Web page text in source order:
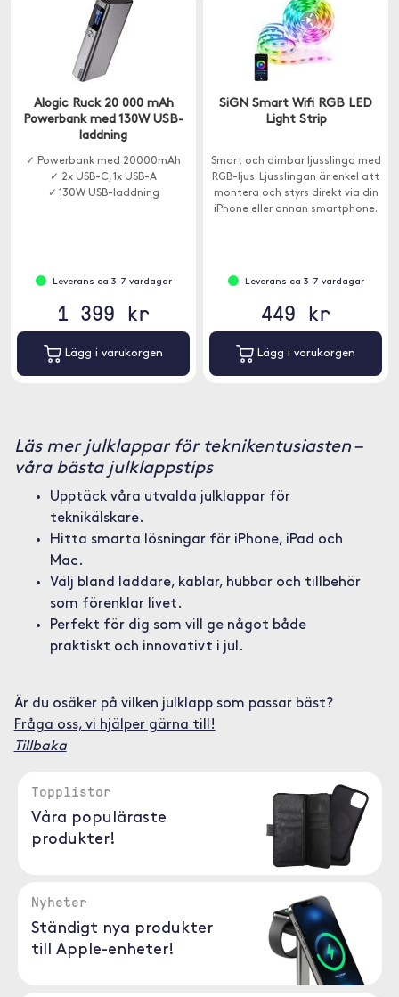
Alogic Ruck 20 000 mAh
Powerbank med 130W USB-
laddning
✓ Powerbank med 20000mAh
✓ 2x USB-C, 1x USB-A
✓ 130W USB-laddning
Leverans ca 3-7 vardagar
1 399 kr
Lägg i varukorgen
SiGN Smart Wifi RGB LED
Light Strip
Smart och dimbar ljusslinga med
RGB-ljus. Ljusslingan är enkel att
montera och styrs direkt via din
iPhone eller annan smartphone.
Leverans ca 3-7 vardagar
449 kr
Lägg i varukorgen
Läs mer julklappar för teknikentusiasten –
våra bästa julklappstips
Upptäck våra utvalda julklappar för
teknikälskare.
Hitta smarta lösningar för iPhone, iPad och
Mac.
Välj bland laddare, kablar, hubbar och tillbehör
som förenklar livet.
Perfekt för dig som vill ge något både
praktiskt och innovativt i jul.
Är du osäker på vilken julklapp som passar bäst?
Fråga oss, vi hjälper gärna till!
Tillbaka
Topplistor
Våra populäraste
produkter!
Nyheter
Ständigt nya produkter
till Apple-enheter!